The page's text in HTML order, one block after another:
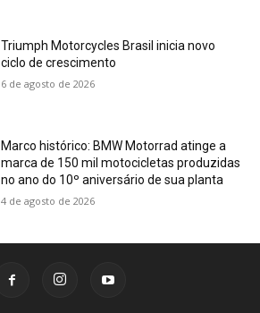
Triumph Motorcycles Brasil inicia novo
ciclo de crescimento
6 de agosto de 2026
Marco histórico: BMW Motorrad atinge a
marca de 150 mil motocicletas produzidas
no ano do 10º aniversário de sua planta
4 de agosto de 2026